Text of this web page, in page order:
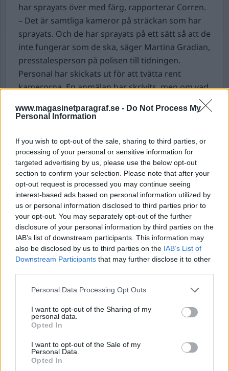
www.magasinetparagraf.se - Do Not Process My
Personal Information
If you wish to opt-out of the sale, sharing to third parties, or
processing of your personal or sensitive information for
targeted advertising by us, please use the below opt-out
section to confirm your selection. Please note that after your
opt-out request is processed you may continue seeing
interest-based ads based on personal information utilized by
us or personal information disclosed to third parties prior to
your opt-out. You may separately opt-out of the further
disclosure of your personal information by third parties on the
IAB’s list of downstream participants. This information may
also be disclosed by us to third parties on the IAB’s List of
Downstream Participants that may further disclose it to other
Personal Data Processing Opt Outs
I want to opt-out of the Sharing of my
personal data.
Opted In
I want to opt-out of the Sale of my
Personal Data.
Opted In
har sprayats över med färg, rapporterar Corren.
– Det är samtliga kameror på sträckan som har
sprayats. Och de har sprayats på ett sätt så att de
inte fungerar som de ska, säger Martina Gradian,
presstalesperson på polisen till tidningen.
Personal har skickats ut för att tvätta rent
kamerorna. En anmälan har skrivits, men om vad
Flera svenskar häktade i Finland.
fyra män och en kvinna, från Göteborgsområdet
sitter häktade i Finland, misstänkta för grovt
narkotikabrott, rapporterar SR Ekot.
– De har varit tydligt kopplade mot
narkotikahantering i området och det har även
genererat våldshandlingar och hot om våld,
säger Johan Dyre, tillförordnad
lokalpolisområdeschef i Storgöteborg syd, till
radion.
De fyra männen bedöms ingå i en gruppering
utredningarna. Två av de häktade förnekar brott,
de övriga vill inte kommentera.
Misstänkt våldtäkt i Enköping.
före midnatt, natten mot söndagen som ett larm
inkom till polisen i Enköping gällande en våldtäkt.